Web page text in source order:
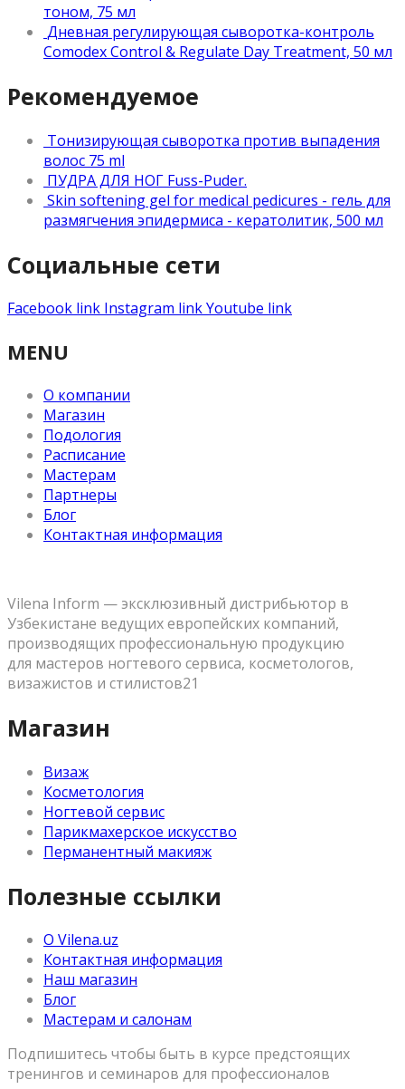
тоном, 75 мл
Дневная регулирующая сыворотка-контроль
Comodex Control & Regulate Day Treatment, 50 мл
Рекомендуемое
Тонизирующая сыворотка против выпадения
волос 75 ml
ПУДРА ДЛЯ НОГ Fuss-Puder.
Skin softening gel for medical pedicures - гель для
размягчения эпидермиса - кератолитик, 500 мл
Социальные сети
Facebook link Instagram linkYoutube link
MENU
О компании
Магазин
Подология
Расписание
Мастерам
Партнеры
Блог
Контактная информация
Vilena Inform — эксклюзивный дистрибьютор в
Узбекистане ведущих европейских компаний,
производящих профессиональную продукцию
для мастеров ногтевого сервиса, косметологов,
визажистов и стилистов21
Магазин
Визаж
Косметология
Ногтевой сервис
Парикмахерское искусство
Перманентный макияж
Полезные ссылки
О Vilena.uz
Контактная информация
Наш магазин
Блог
Мастерам и салонам
Подпишитесь чтобы быть в курсе предстоящих
тренингов и семинаров для профессионалов